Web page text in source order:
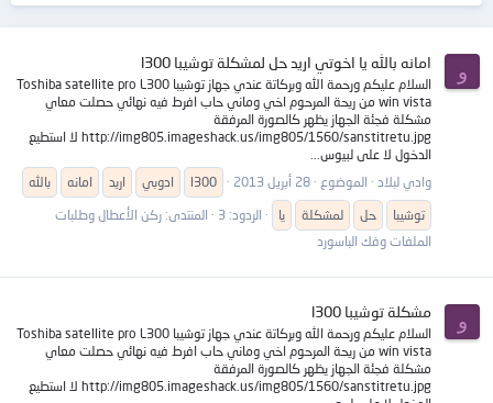
و امانه بالله يا اخوتي اريد حل لمشكلة توشيبا l300
السلام عليكم ورحمة الله وبركاتة عندي جهاز توشيبا Toshiba satellite pro L300
win vista من ريحة المرحوم اخي وماني حاب افرط فيه نهائي حصلت معاي
مشكلة فجئة الجهاز يظهر كالصورة المرفقة
http://img805.imageshack.us/img805/1560/sanstitretu.jpg لا استطيع
الدخول لا على لبيوس...
وادي لبلاد
الموضوع 28 أبريل 2013 l300 ادوبي اريد امانه
بالله
توشيبا
حل لمشكلة يا الردود: 3 المنتدى: ركن الأعطال وطلبات
الملفات وفك الباسورد
و مشكلة توشيبا l300
السلام عليكم ورحمة الله وبركاتة عندي جهاز توشيبا Toshiba satellite pro L300
win vista من ريحة المرحوم اخي وماني حاب افرط فيه نهائي حصلت معاي
مشكلة فجئة الجهاز يظهر كالصورة المرفقة
http://img805.imageshack.us/img805/1560/sanstitretu.jpg لا استطيع